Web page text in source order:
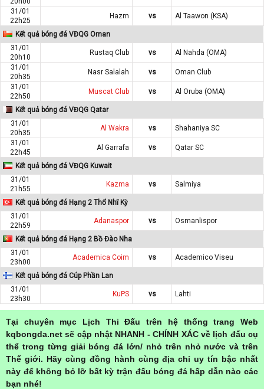
31/01
22h25
Hazm vs Al Taawon (KSA)
Kết quả bóng đá VĐQG Oman
31/01
20h10
Rustaq Club vs
Al Nahda (OMA)
31/01
20h35
Nasr Salalah vs
Oman Club
31/01
22h50
Muscat Club vs Al Oruba (OMA)
Kết quả bóng đá VĐQG Qatar
31/01
20h35
Al Wakra vs
Shahaniya SC
31/01
22h45
Al Garrafa vs Qatar SC
Kết quả bóng đá VĐQG Kuwait
31/01
21h55
Kazma vs Salmiya
Kết quả bóng đá Hạng 2 Thổ Nhĩ Kỳ
31/01
22h59
Adanaspor vs Osmanlispor
Kết quả bóng đá Hạng 2 Bồ Đào Nha
31/01
23h00
Academica Coim vs Academico Viseu
Kết quả bóng đá Cúp Phần Lan
31/01
23h30
KuPS vs Lahti
Tại chuyên mục Lịch Thi Đấu trên hệ thống trang Web
kqbongda.net sẽ cập nhật NHANH - CHÍNH XÁC về lịch đấu cụ
thể trong từng giải bóng đá lớn/ nhỏ trên nhỏ nước và trên
Thế giới. Hãy cùng đồng hành cùng địa chỉ uy tín bậc nhất
này để không bỏ lỡ bất kỳ trận đấu bóng đá hấp dẫn nào các
bạn nhé!